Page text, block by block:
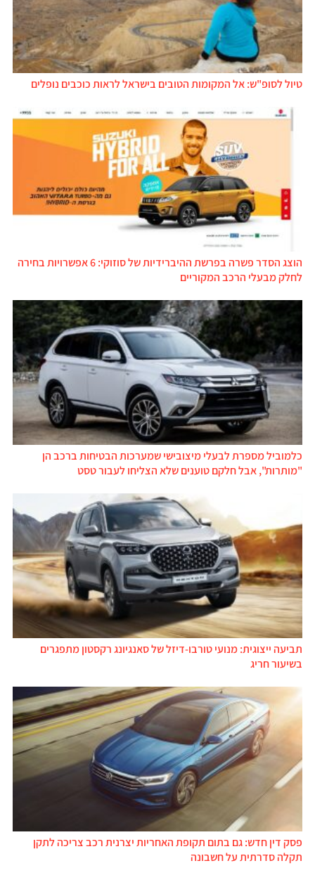
טיול לסופ"ש: אל המקומות הטובים בישראל לראות כוכבים נופלים
הוצג הסדר פשרה בפרשת ההיברידיות של סוזוקי: 6 אפשרויות בחירה
לחלק מבעלי הרכב המקוריים
כלמוביל מספרת לבעלי מיצובישי שמערכות הבטיחות ברכב הן
"מותרות", אבל חלקם טוענים שלא הצליחו לעבור טסט
תביעה ייצוגית: מנועי טורבו-דיזל של סאנגיונג רקסטון מתפגרים
בשיעור חריג
פסק דין חדש: גם בתום תקופת האחריות יצרנית רכב צריכה לתקן
תקלה סדרתית על חשבונה